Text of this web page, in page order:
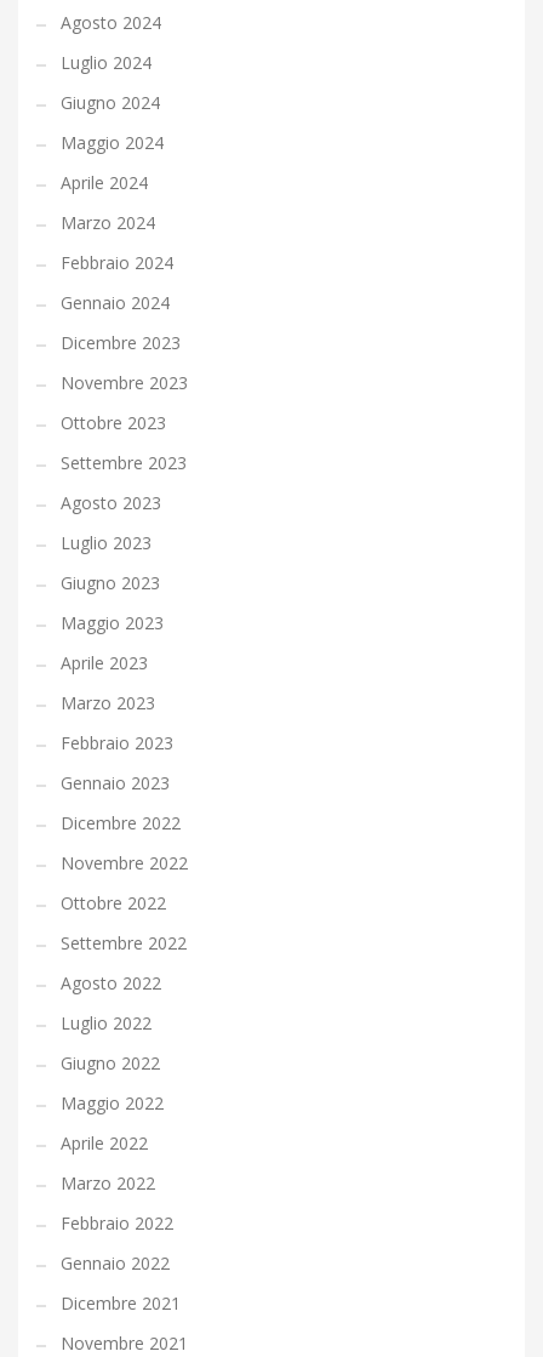
Agosto 2024
Luglio 2024
Giugno 2024
Maggio 2024
Aprile 2024
Marzo 2024
Febbraio 2024
Gennaio 2024
Dicembre 2023
Novembre 2023
Ottobre 2023
Settembre 2023
Agosto 2023
Luglio 2023
Giugno 2023
Maggio 2023
Aprile 2023
Marzo 2023
Febbraio 2023
Gennaio 2023
Dicembre 2022
Novembre 2022
Ottobre 2022
Settembre 2022
Agosto 2022
Luglio 2022
Giugno 2022
Maggio 2022
Aprile 2022
Marzo 2022
Febbraio 2022
Gennaio 2022
Dicembre 2021
Novembre 2021